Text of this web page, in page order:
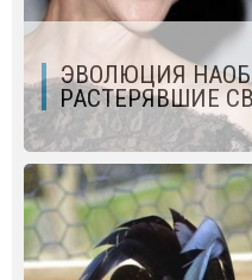
ЭВОЛЮЦИЯ
РАСТЕРЯВШИЕ